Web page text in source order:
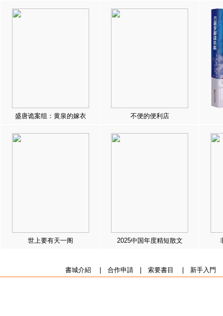
盛唐诡案组：黄泉的嫁衣 不便的便利店
世上要有天一阁 2025中国年度精短散文
書城介紹 合作申請| 索要書目 新手入門